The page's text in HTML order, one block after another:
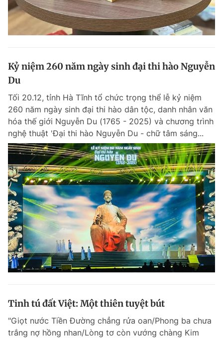
Kỷ niệm 260 năm ngày sinh đại thi hào Nguyễn
Du
Tối 20.12, tỉnh Hà Tĩnh tổ chức trọng thể lễ kỷ niệm
260 năm ngày sinh đại thi hào dân tộc, danh nhân văn
hóa thế giới Nguyễn Du (1765 - 2025) và chương trình
nghệ thuật 'Đại thi hào Nguyễn Du - chữ tâm sáng...
Tinh tú đất Việt: Một thiên tuyệt bút
"Giọt nước Tiền Đường chẳng rửa oan/Phong ba chưa
trắng nợ hồng nhan/Lòng tơ còn vướng chàng Kim